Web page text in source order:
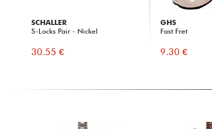
SCHALLER
S-Locks Pair - Nickel
30.55 €
GHS
Fast Fret
9.30 €